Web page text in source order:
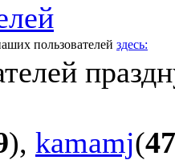
пользователей здесь:
), kamamj(47